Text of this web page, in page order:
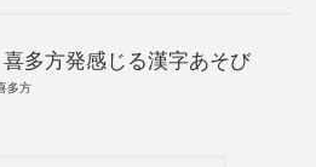
多方発感じる漢字あそび
多方